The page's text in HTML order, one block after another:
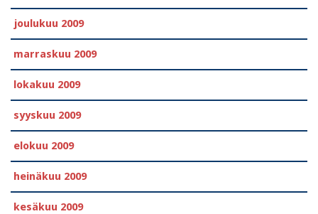
joulukuu 2009
marraskuu 2009
lokakuu 2009
syyskuu 2009
elokuu 2009
heinäkuu 2009
kesäkuu 2009